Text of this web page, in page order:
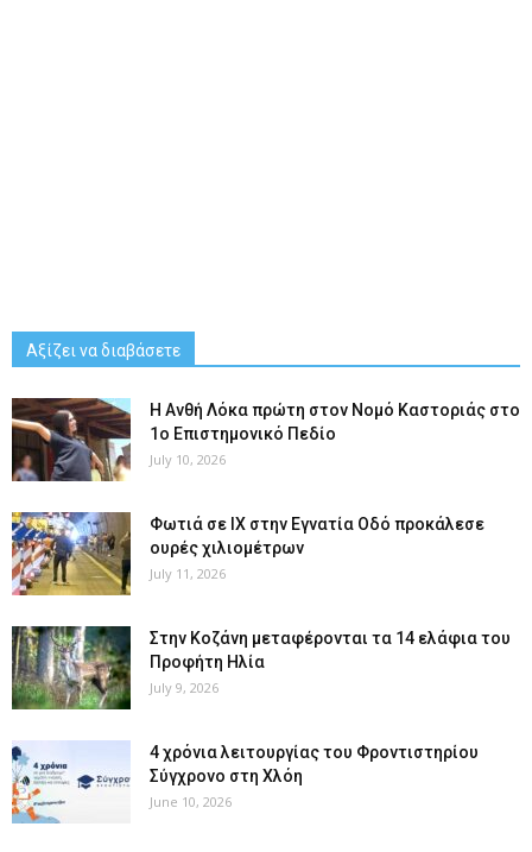
Αξίζει να διαβάσετε
Η Ανθή Λόκα πρώτη στον Νομό Καστοριάς στο
1ο Επιστημονικό Πεδίο
July 10, 2026
Φωτιά σε ΙΧ στην Εγνατία Οδό προκάλεσε
ουρές χιλιομέτρων
July 11, 2026
Στην Κοζάνη μεταφέρονται τα 14 ελάφια του
Προφήτη Ηλία
July 9, 2026
4 χρόνια λειτουργίας του Φροντιστηρίου
Σύγχρονο στη Χλόη
June 10, 2026